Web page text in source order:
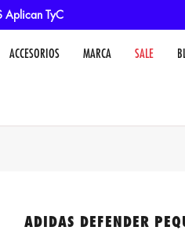
Aplican TyC
ACCESORIOS MARCA SALE
ADIDAS DEFENDER